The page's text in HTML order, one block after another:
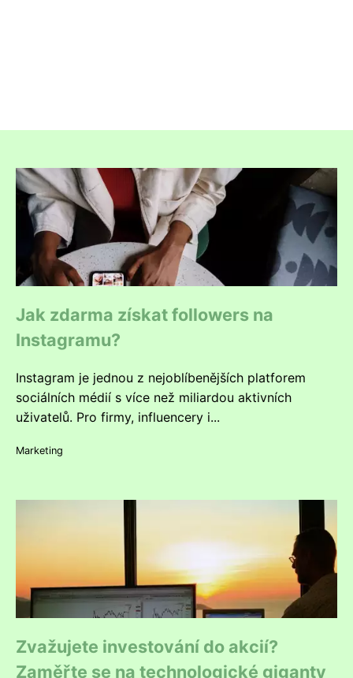
Jak zdarma získat followers na
Instagramu?
Instagram je jednou z nejoblíbenějších platforem
sociálních médií s více než miliardou aktivních
uživatelů. Pro firmy, influencery i...
Marketing
Zvažujete investování do akcií?
Zaměřte se na technologické giganty